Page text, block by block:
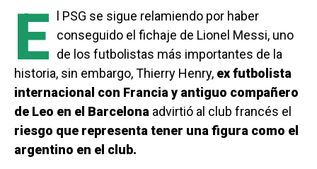
E
l PSG se sigue relamiendo por haber
conseguido el fichaje de Lionel Messi, uno
de los futbolistas más importantes de la
historia, sin embargo, Thierry Henry, ex futbolista
internacional con Francia y antiguo compañero
de Leo en el Barcelona advirtió al club francés el
riesgo que representa tener una figura como el
argentino en el club.